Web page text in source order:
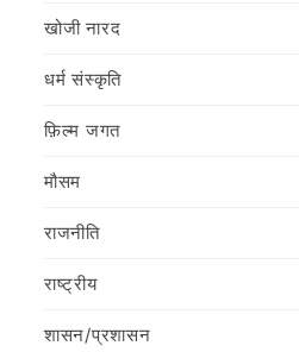
खोजी नारद
धर्म संस्कृति
फ़िल्‍म जगत
मौसम
राजनीति
राष्ट्रीय
शासन/प्रशासन